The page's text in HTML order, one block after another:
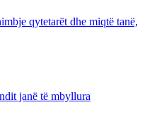
qytetarët dhe miqtë tanë,
janë të mbyllura